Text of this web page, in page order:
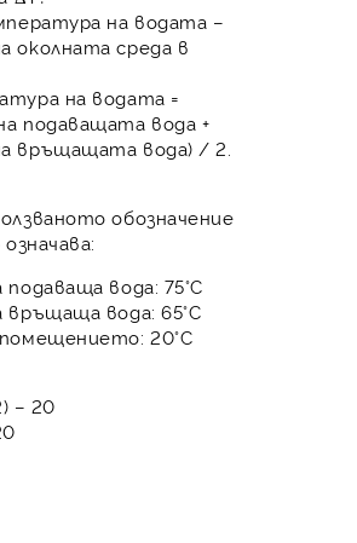
на водата –
околната среда в
на водата =
подаващата вода +
връщащата вода) / 2.
обозначение
означава:
вода: 75°C
вода: 65°C
20°C
– 20